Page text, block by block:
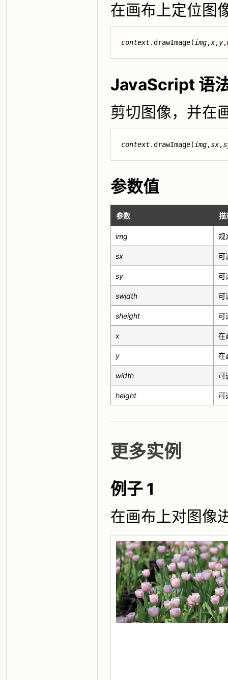
在画布上定位图
context.drawImage( img,x,y,
JavaScript 语
剪切图像，并在
context.drawImage( img,sx,
参数值
参数 描
img 规
sx 可
sy 可
swidth 可
sheight 可
x 在
y 在
width 可
height 可
更多实例
例子 1
在画布上对图像